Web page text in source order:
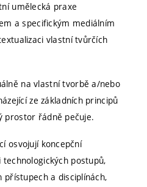
umělecká praxe
a specifickým mediálním
vlastní tvůrčích
na vlastní tvorbě a/nebo
ze základních principů
prostor řádně pečuje.
osvojují koncepční
postupů,
a disciplínách,